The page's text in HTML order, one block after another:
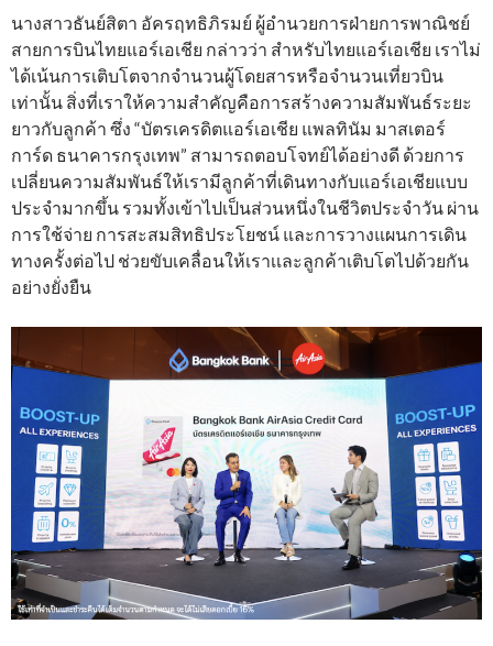
นางสาวธันย์สิตา อัครฤทธิภิรมย์ ผู้อำนวยการฝ่ายการพาณิชย์
สายการบินไทยแอร์เอเชีย กล่าวว่า สำหรับไทยแอร์เอเชีย เราไม่
ได้เน้นการเติบโตจากจำนวนผู้โดยสารหรือจำนวนเที่ยวบิน
เท่านั้น สิ่งที่เราให้ความสำคัญคือการสร้างความสัมพันธ์ระยะ
ยาวกับลูกค้า ซึ่ง “บัตรเครดิตแอร์เอเชีย แพลทินัม มาสเตอร์
การ์ด ธนาคารกรุงเทพ” สามารถตอบโจทย์ได้อย่างดี ด้วยการ
เปลี่ยนความสัมพันธ์ให้เรามีลูกค้าที่เดินทางกับแอร์เอเชียแบบ
ประจำมากขึ้น รวมทั้งเข้าไปเป็นส่วนหนึ่งในชีวิตประจำวัน ผ่าน
การใช้จ่าย การสะสมสิทธิประโยชน์ และการวางแผนการเดิน
ทางครั้งต่อไป ช่วยขับเคลื่อนให้เราเเละลูกค้าเติบโตไปด้วยกัน
อย่างยั่งยืน